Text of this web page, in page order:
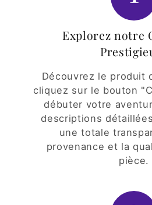
Explorez notre
Découvrez le produit
cliquez sur le bouton
débuter votre
descriptions
une totale
provenance et la
pièce.